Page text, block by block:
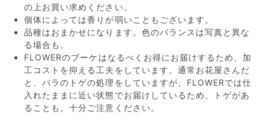
写真と同じものが届く？
商品ページに掲載している写真は、実際にお届けする商
の上お買い求めください。
個体によっては香りが弱いこともございます。
品種はおまかせになります。色のバランスは写真と異な
る場合も。
FLOWERのブーケはなるべくお得にお届けするため、加
工コストを抑える工夫をしています。通常お花屋さんだ
と、バラのトゲの処理をしていますが、FLOWERでは仕
入れたままに近い状態でお届けしているため、トゲがあ
ることも。十分ご注意ください。